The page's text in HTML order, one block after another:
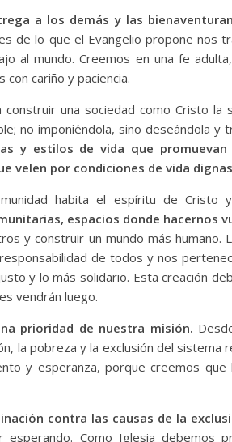
a los demás y las
de lo que el Evangelio propone nos
al mundo. Creemos en una fe
cariño y paciencia.
una sociedad como Cristo
no imponiéndola, sino deseándola y
y estilos de vida que
velen por condiciones de vida
habita el espíritu de
espacios donde hacernos
y construir un mundo más humano.
de todos y nos
y lo más solidario. Esta creación
vendrán luego.
prioridad de nuestra misión.
la pobreza y la exclusión del sistema
y esperanza, porque creemos que
contra las causas de la
Como Iglesia debemos